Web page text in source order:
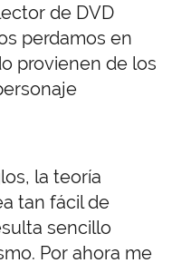
de DVD
perdamos en
provienen de los
la teoría
tan fácil de
sencillo
Por ahora me